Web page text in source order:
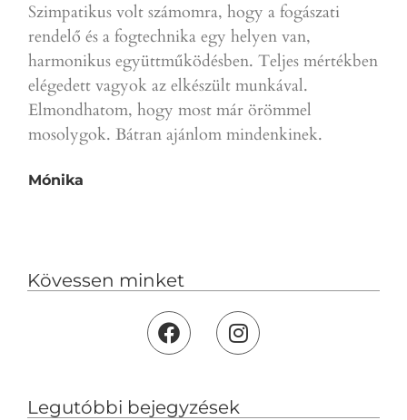
Szimpatikus volt számomra, hogy a fogászati
rendelő és a fogtechnika egy helyen van,
harmonikus együttműködésben. Teljes mértékben
elégedett vagyok az elkészült munkával.
Elmondhatom, hogy most már örömmel
mosolygok. Bátran ajánlom mindenkinek.
Mónika
Kövessen minket
Legutóbbi bejegyzések